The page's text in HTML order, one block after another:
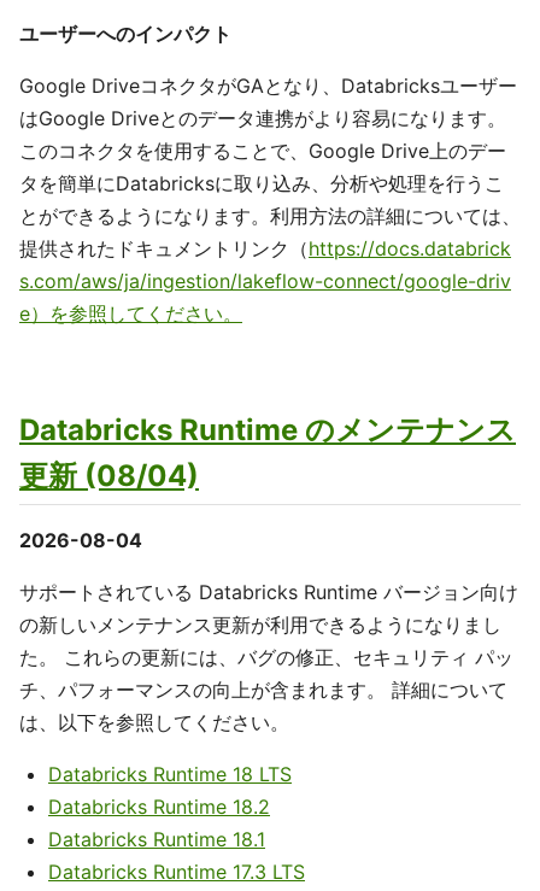
ユーザーへのインパクト
Google DriveコネクタがGAとなり、Databricksユーザー
はGoogle Driveとのデータ連携がより容易になります。
このコネクタを使用することで、Google Drive上のデー
タを簡単にDatabricksに取り込み、分析や処理を行うこ
とができるようになります。利用方法の詳細については、
提供されたドキュメントリンク（https://docs.databrick
s.com/aws/ja/ingestion/lakeflow-connect/google-driv
e）を参照してください。
Databricks Runtime のメンテナンス
更新 (08/04)
2026-08-04
サポートされている Databricks Runtime バージョン向け
の新しいメンテナンス更新が利用できるようになりまし
た。 これらの更新には、バグの修正、セキュリティ パッ
チ、パフォーマンスの向上が含まれます。 詳細について
は、以下を参照してください。
Databricks Runtime 18 LTS
Databricks Runtime 18.2
Databricks Runtime 18.1
Databricks Runtime 17.3 LTS